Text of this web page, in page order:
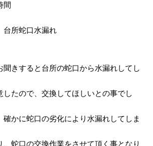
間
台所蛇口水漏れ
聞きすると台所の蛇口から水漏れしてし
したので、交換してほしいとの事でし
確かに蛇口の劣化により水漏れしてしま
、蛇口の交換作業をさせて頂く事となり